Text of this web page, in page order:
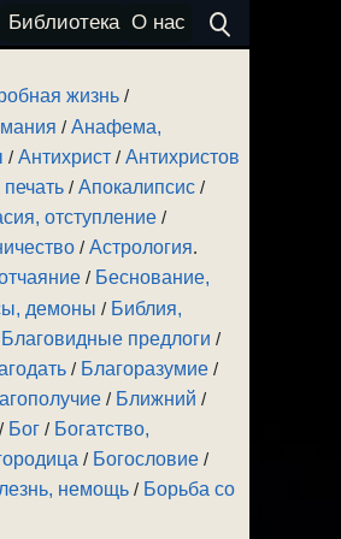
Библиотека О нас
жизнь /
/Анафема,
/Антихрист /Антихристов
/Апокалипсис /
отступление /
/Астрология.
/ Беснование,
демоны / Библия,
Благовидные предлоги /
/ Благоразумие /
/ Ближний /
/ Бог / Богатство,
/ Богословие /
немощь / Борьба со